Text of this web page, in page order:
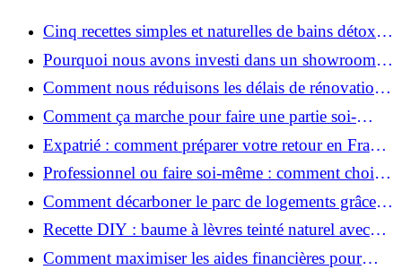
Cinq recettes simples et naturelles de bains détox
maison
Pourquoi nous avons investi dans un showroom-
atelier et ce que cela apporte aux clients
Comment nous réduisons les délais de rénovation à
3 mois au lieu de 6?
Comment ça marche pour faire une partie soi-
même et nous confier le reste ?
Expatrié : comment préparer votre retour en France
et rénover votre bien à distance ?
Professionnel ou faire soi-même : comment choisir
pour votre rénovation ?
Comment décarboner le parc de logements grâce à
la rénovation énergétique ?
Recette DIY : baume à lèvres teinté naturel avec
SPF
Comment maximiser les aides financières pour